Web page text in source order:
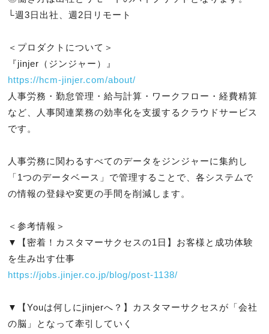
└週3日出社、週2日リモート
＜プロダクトについて＞
https://hcm-jinjer.com/about/
人事労務・勤怠管理・給与計算・ワークフロー・経費精算
など、人事関連業務の効率化を支援するクラウドサービス
です。
人事労務に関わるすべてのデータをジンジャーに集約し
「1つのデータベース」で管理することで、各システムで
の情報の登録や変更の手間を削減します。
＜参考情報＞
▼【密着！カスタマーサクセスの1日】お客様と成功体験
https://jobs.jinjer.co.jp/blog/post-1138/
▼【Youは何しにjinjerへ？】カスタマーサクセスが「会社